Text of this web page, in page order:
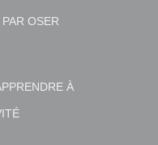
OSER
À